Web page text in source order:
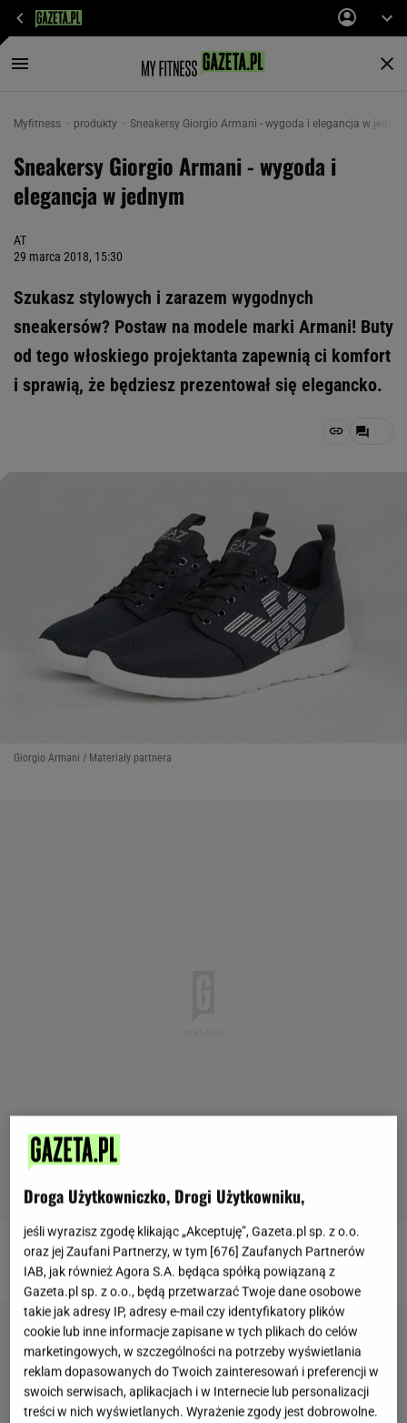
Myfitness produkty Sneakersy Giorgio Armani - wygoda i elegancja w
Sneakersy Giorgio Armani - wygoda i
elegancja w jednym
AT
29 marca 2018, 15:30
Szukasz stylowych i zarazem wygodnych
sneakersów? Postaw na modele marki Armani! Buty
od tego włoskiego projektanta zapewnią ci komfort
i sprawią, że będziesz prezentował się elegancko.
Giorgio Armani / Materiały partnera
Białe
Droga Użytkowniczko, Drogi Użytkowniku,
jeśli wyrazisz zgodę klikając „Akceptuję”, Gazeta.pl sp. z o.o.
oraz jej Zaufani Partnerzy, w tym [676] Zaufanych Partnerów
IAB, jak również Agora S.A. będąca spółką powiązaną z
Gazeta.pl sp. z o.o., będą przetwarzać Twoje dane osobowe
takie jak adresy IP, adresy e-mail czy identyfikatory plików
cookie lub inne informacje zapisane w tych plikach do celów
marketingowych, w szczególności na potrzeby wyświetlania
reklam dopasowanych do Twoich zainteresowań i preferencji w
swoich serwisach, aplikacjach i w Internecie lub personalizacji
treści w nich wyświetlanych. Wyrażenie zgody jest dobrowolne.